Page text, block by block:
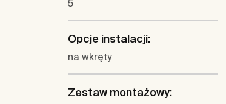
5
Opcje instalacji:
na wkręty
Zestaw montażowy: